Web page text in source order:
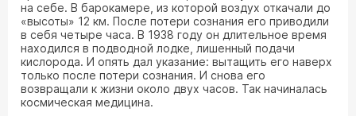
на себе. В барокамере, из которой воздух откачали до
«высоты» 12 км. После потери сознания его приводили
в себя четыре часа. В 1938 году он длительное время
находился в подводной лодке, лишенный подачи
кислорода. И опять дал указание: вытащить его наверх
только после потери сознания. И снова его
возвращали к жизни около двух часов. Так начиналась
космическая медицина.